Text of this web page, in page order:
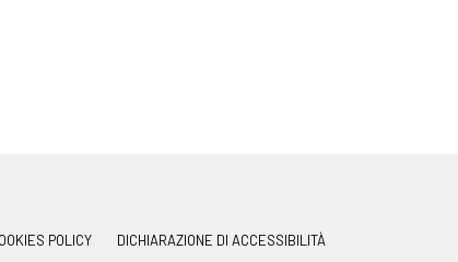
POLICY DICHIARAZIONE DI ACCESSIBILITÀ